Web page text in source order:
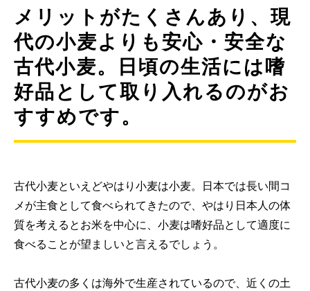
メリットがたくさんあり、現
代の小麦よりも安心・安全な
古代小麦。日頃の生活には嗜
好品として取り入れるのがお
すすめです。
古代小麦といえどやはり小麦は小麦。日本では長い間コ
メが主食として食べられてきたので、やはり日本人の体
質を考えるとお米を中心に、小麦は嗜好品として適度に
食べることが望ましいと言えるでしょう。
古代小麦の多くは海外で生産されているので、近くの土